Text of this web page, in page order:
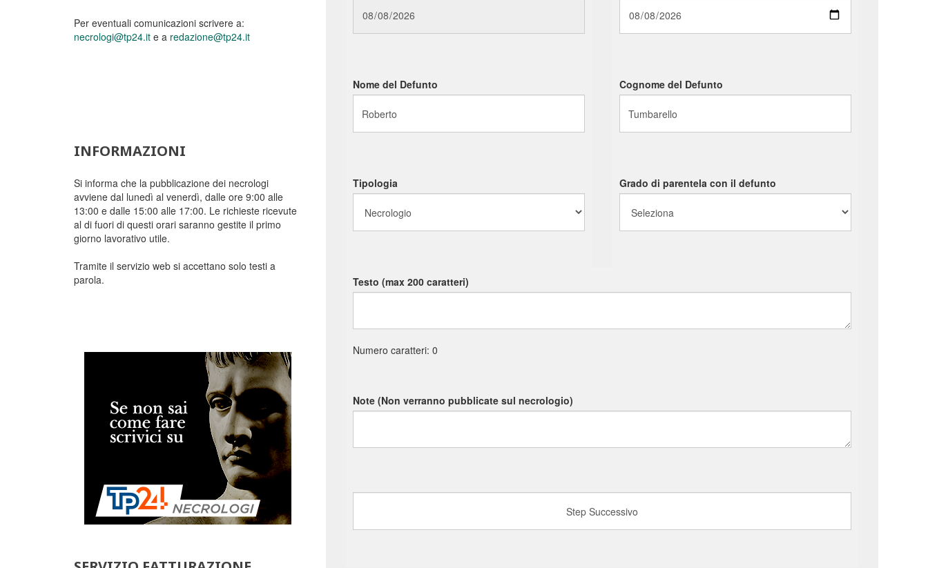
Per eventuali comunicazioni scrivere a:
necrologi@tp24.it e a redazione@tp24.it
INFORMAZIONI
Si informa che la pubblicazione dei necrologi
avviene dal lunedì al venerdì, dalle ore 9:00 alle
13:00 e dalle 15:00 alle 17:00. Le richieste ricevute
al di fuori di questi orari saranno gestite il primo
giorno lavorativo utile.
Tramite il servizio web si accettano solo testi a
parola.
Nome del Defunto Cognome del Defunto
Tipologia Grado di parentela con il defunto
Testo (max 200 caratteri)
Numero caratteri: 0
Note (Non verranno pubblicate sul necrologio)